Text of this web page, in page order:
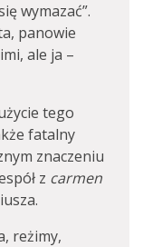
wymazać”.
panowie
ale ja –
tego
fatalny
znaczeniu
z carmen
reżimy,